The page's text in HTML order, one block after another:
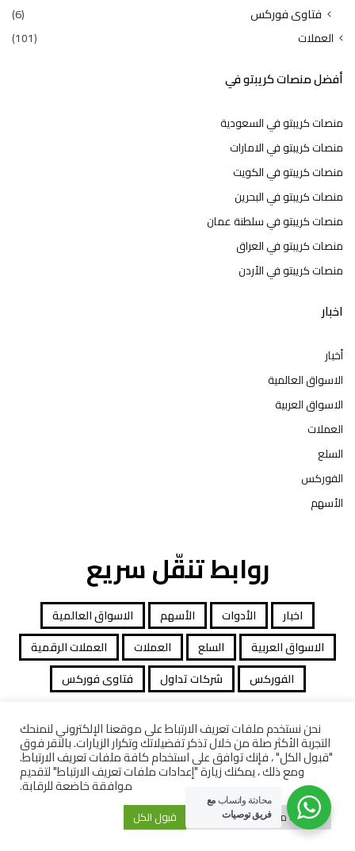
فتاوى فوركس (6)
العملات (101)
أفضل منصات كريبتو في
منصات كريبتو في السعودية
منصات كريبتو في الامارات
منصات كريبتو في الكويت
منصات كريبتو في البحرين
منصات كريبتو في سلطنة عمان
منصات كريبتو في العراق
منصات كريبتو في الأردن
اخبار
أخبار
الاسواق العالمية
الاسواق العربية
العملات
السلع
الفوركس
الأسهم
روابط تنقّل سريع
اخبار الأدوات الأسهم
الاسواق العالمية
الاسواق العربية
السلع العملات
العملات الرقمية
الفوركس
شركات تداول فتاوى فوركس
جميع الحقوق محفوظة توصيات التداول © 2026
افصاح المخاطرة معاملات قانونية كاشف الشركات
نحن نستخدم ملفات تعريف الارتباط على موقعنا الإلكتروني لنمنحك
التجربة الأكثر صلة من خلال تذكر تفضيلاتك وتكرار الزيارات. بالنقر فوق
"قبول الكل" ، فإنك توافق على استخدام كافة ملفات تعريف الارتباط.
ومع ذلك ، يمكنك زيارة "إعدادات ملفات تعريف الارتباط" لتقديم
موافقة خاضعة للرقابة.
إعدادات ملفات تعريف الارتباط قبول الكل
محادثة واتساب مع
فريق توصيات